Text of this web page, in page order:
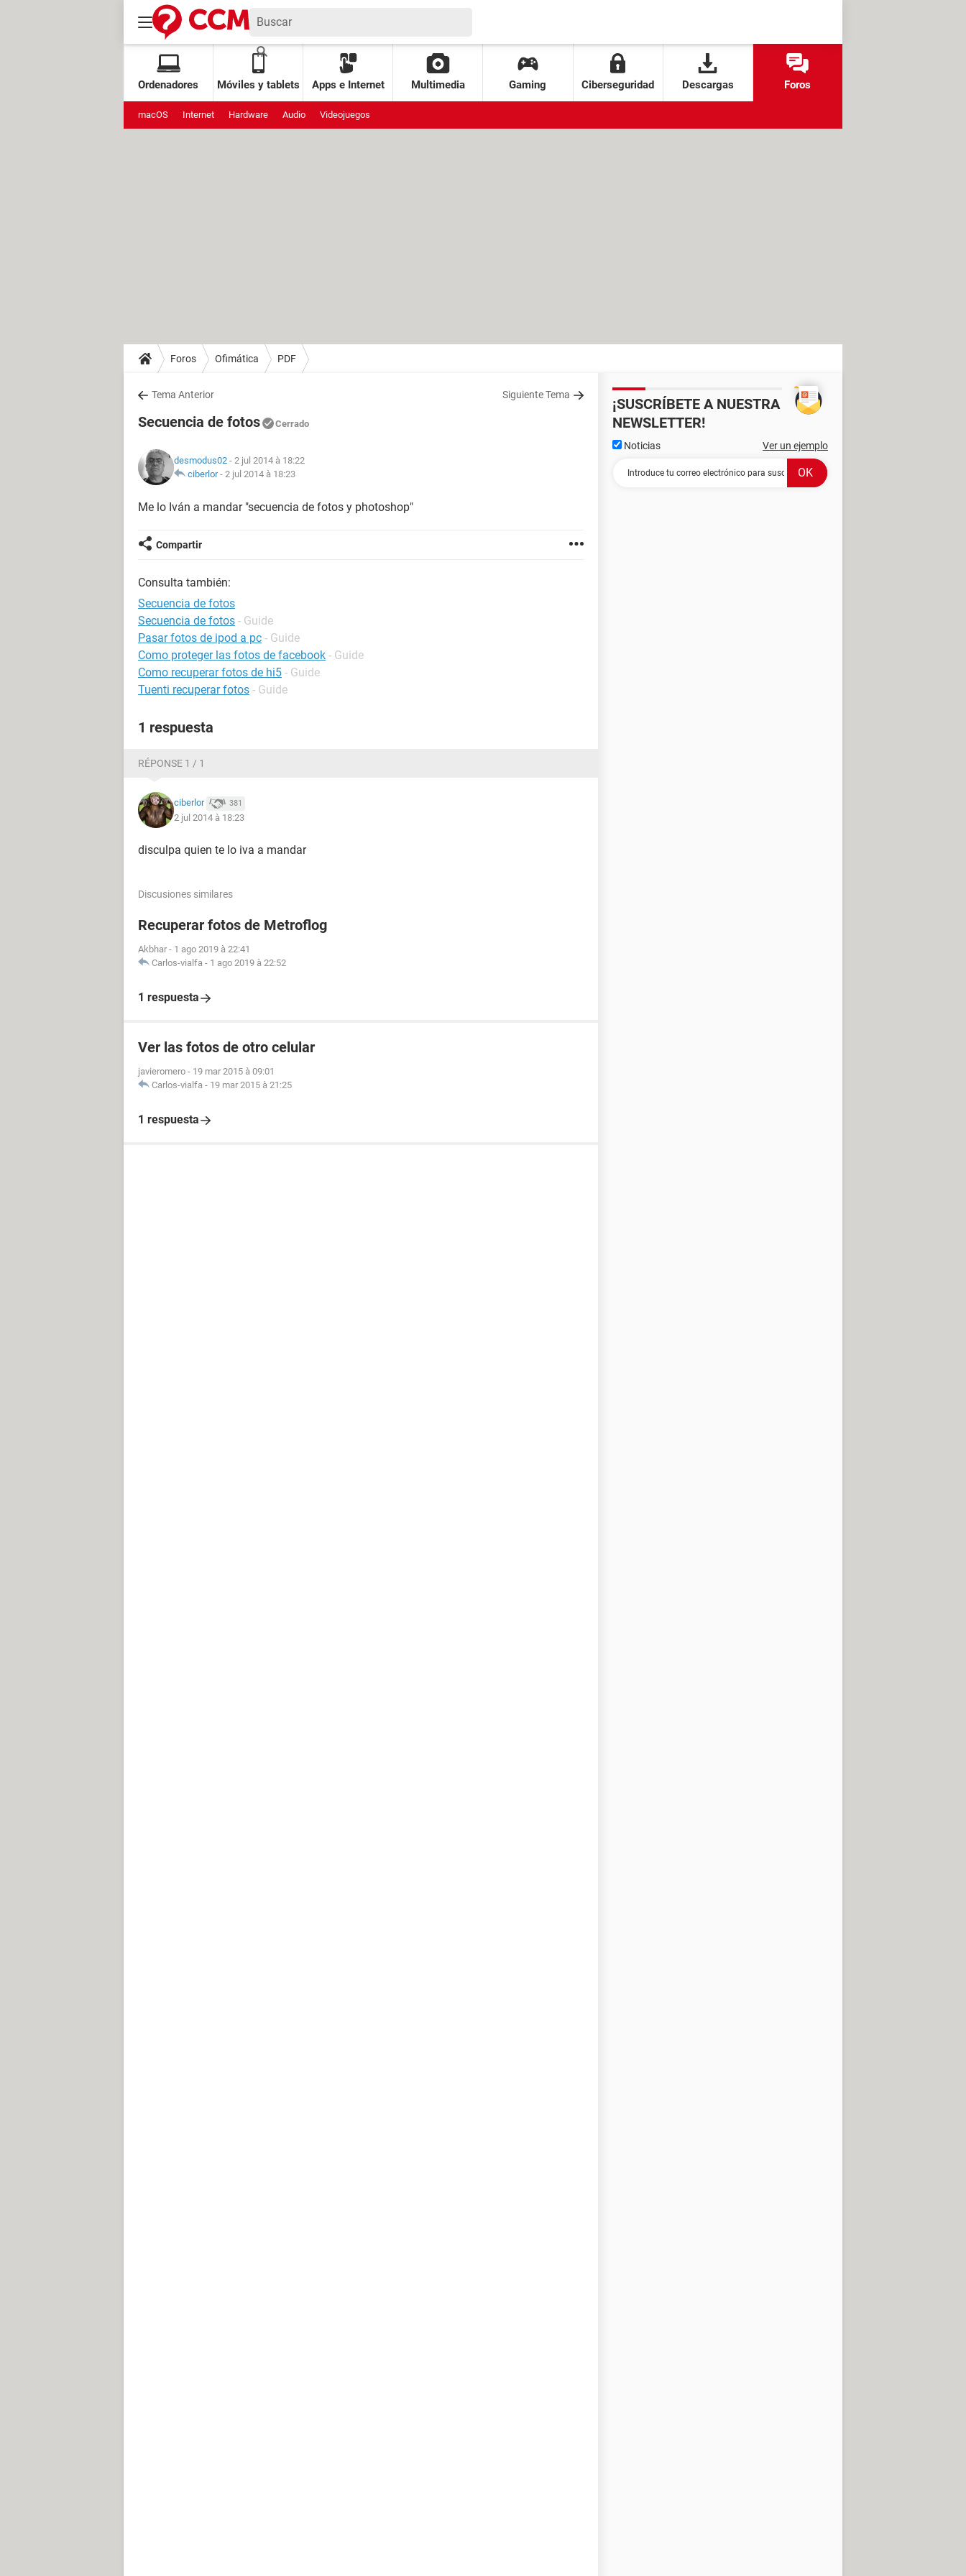
Ordenadores Móviles y tablets Apps e Internet Multimedia Gaming Ciberseguridad Descargas Foros
macOS Internet Hardware Audio Videojuegos
Foros Ofimática PDF
Tema Anterior Siguiente Tema
Secuencia de fotos Cerrado
desmodus02 - 2 jul 2014 à 18:22
ciberlor- 2 jul 2014 à 18:23
Me lo Iván a mandar "secuencia de fotos y photoshop"
Compartir
Consulta también:
Secuencia de fotos
Secuencia de fotos - Guide
Pasar fotos de ipod a pc - Guide
Como proteger las fotos de facebook - Guide
Como recuperar fotos de hi5 - Guide
Tuenti recuperar fotos - Guide
1 respuesta
RÉPONSE 1 / 1
ciberlor 381
2 jul 2014 à 18:23
disculpa quien te lo iva a mandar
Discusiones similares
Recuperar fotos de Metroflog
Akbhar - 1 ago 2019 à 22:41
Carlos-vialfa - 1 ago 2019 à 22:52
1 respuesta
Ver las fotos de otro celular
javieromero - 19 mar 2015 à 09:01
Carlos-vialfa - 19 mar 2015 à 21:25
1 respuesta
¡SUSCRÍBETE A NUESTRA
NEWSLETTER!
Noticias Ver un ejemplo